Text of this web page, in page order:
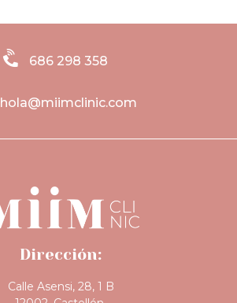
686 298 358
hola@miimclinic.com
Dirección:
Calle Asensi, 28, 1 B